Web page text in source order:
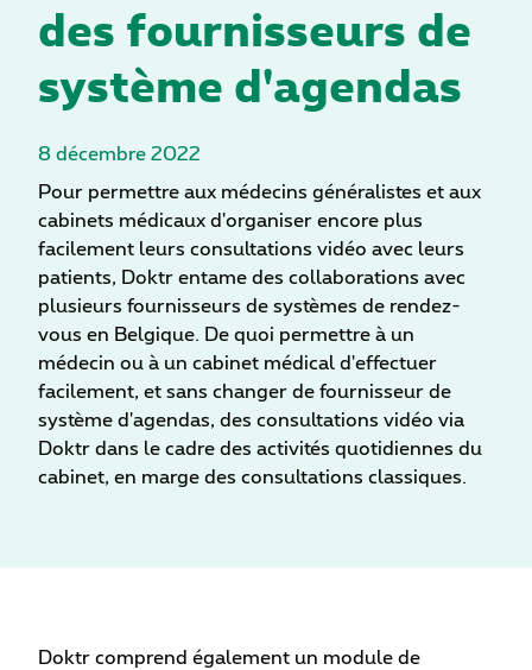
des fournisseurs de
système d'agendas
8 décembre 2022
Pour permettre aux médecins généralistes et aux
cabinets médicaux d'organiser encore plus
facilement leurs consultations vidéo avec leurs
patients, Doktr entame des collaborations avec
plusieurs fournisseurs de systèmes de rendez-
vous en Belgique. De quoi permettre à un
médecin ou à un cabinet médical d'effectuer
facilement, et sans changer de fournisseur de
système d'agendas, des consultations vidéo via
Doktr dans le cadre des activités quotidiennes du
cabinet, en marge des consultations classiques.
Doktr comprend également un module de